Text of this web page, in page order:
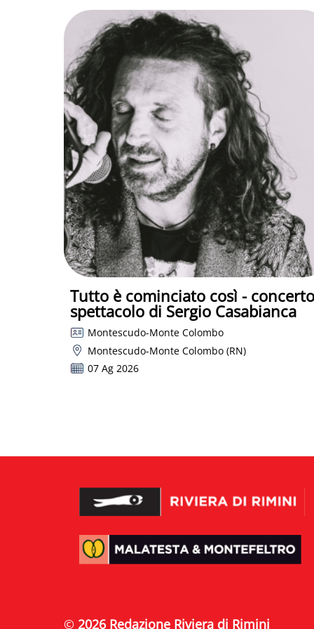
Tutto è cominciato così - concerto
spettacolo di Sergio Casabianca
Montescudo-Monte Colombo
Montescudo-Monte Colombo (RN)
07 Ag 2026
© 2026 Redazione Riviera di Rimini